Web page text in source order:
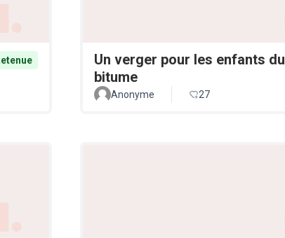
Un verger pour les enfants du
bitume
Anonyme 27